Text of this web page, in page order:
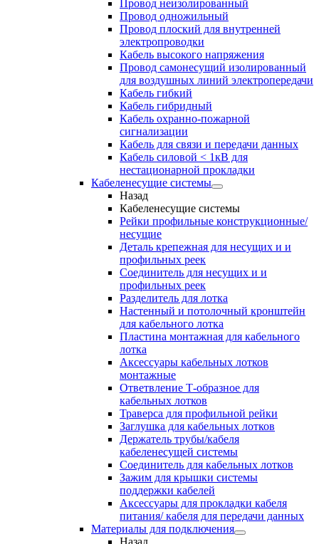
Провод неизолированный
Провод одножильный
Провод плоский для внутренней
электропроводки
Кабель высокого напряжения
Провод самонесущий изолированный
для воздушных линий электропередачи
Кабель гибкий
Кабель гибридный
Кабель охранно-пожарной
сигнализации
Кабель для связи и передачи данных
Кабель силовой < 1кВ для
нестационарной прокладки
Кабеленесущие системы
Назад
Кабеленесущие системы
Рейки профильные конструкционные/
несущие
Деталь крепежная для несущих и и
профильных реек
Соединитель для несущих и и
профильных реек
Разделитель для лотка
Настенный и потолочный кронштейн
для кабельного лотка
Пластина монтажная для кабельного
лотка
Аксессуары кабельных лотков
монтажные
Ответвление Т-образное для
кабельных лотков
Траверса для профильной рейки
Заглушка для кабельных лотков
Держатель трубы/кабеля
кабеленесущей системы
Соединитель для кабельных лотков
Зажим для крышки системы
поддержки кабелей
Аксессуары для прокладки кабеля
питания/ кабеля для передачи данных
Материалы для подключения
Назад